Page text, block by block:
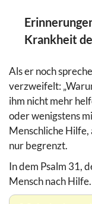
Krankheit
Als er noch
verzweifelt:
ihm nicht mehr
oder wenigstens
Menschliche
nur begrenzt.
In dem Psalm 31,
Mensch nach Hilfe.